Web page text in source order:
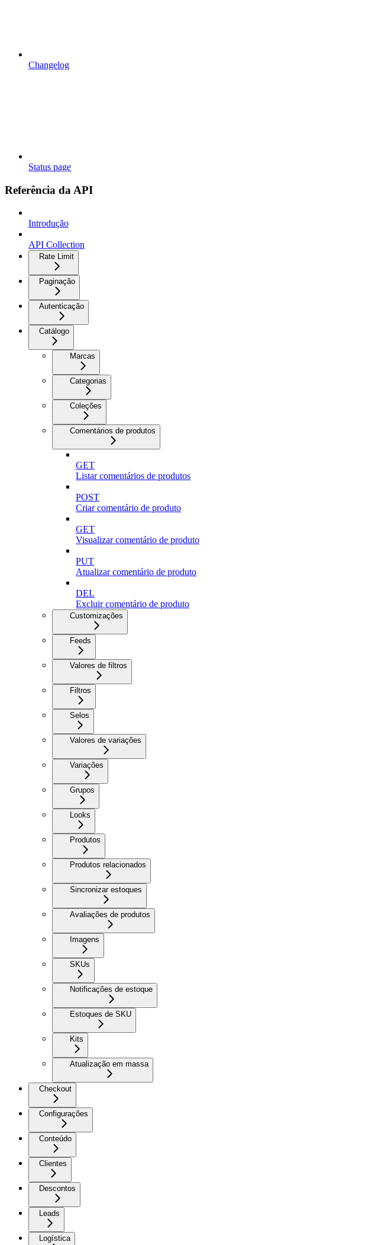
Changelog
Status page
Referência da API
Introdução
API Collection
Rate Limit
Paginação
Autenticação
Catálogo
Marcas
Categorias
Coleções
Comentários de produtos
GET
Listar comentários de produtos
POST
Criar comentário de produto
GET
Visualizar comentário de produto
PUT
Atualizar comentário de produto
DEL
Excluir comentário de produto
Customizações
Feeds
Valores de filtros
Filtros
Selos
Valores de variações
Variações
Grupos
Looks
Produtos
Produtos relacionados
Sincronizar estoques
Avaliações de produtos
Imagens
SKUs
Notificações de estoque
Estoques de SKU
Kits
Atualização em massa
Checkout
Configurações
Conteúdo
Clientes
Descontos
Leads
Logística